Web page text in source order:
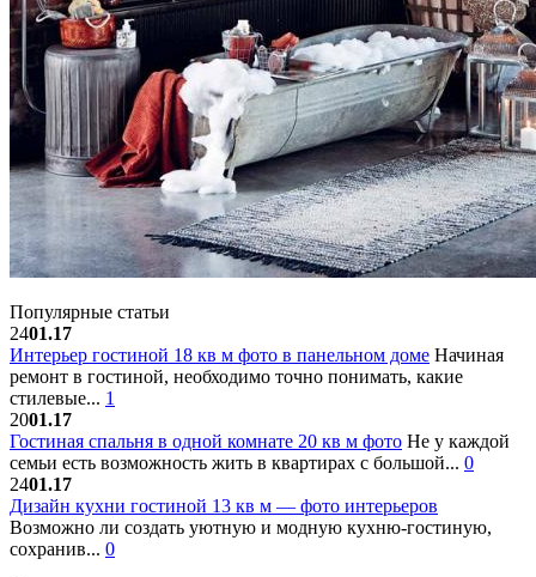
Популярные статьи
2401.17
Интерьер гостиной 18 кв м фото в панельном доме Начиная
ремонт в гостиной, необходимо точно понимать, какие
стилевые... 1
2001.17
Гостиная спальня в одной комнате 20 кв м фото Не у каждой
семьи есть возможность жить в квартирах с большой... 0
2401.17
Дизайн кухни гостиной 13 кв м — фото интерьеров
Возможно ли создать уютную и модную кухню-гостиную,
сохранив... 0